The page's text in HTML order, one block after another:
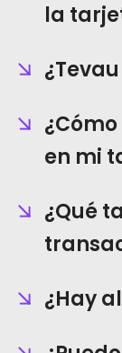
la
en mi
¿Qué
¿Hay